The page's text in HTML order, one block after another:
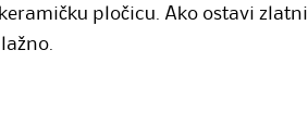
pločicu. Ako ostavi zlatni